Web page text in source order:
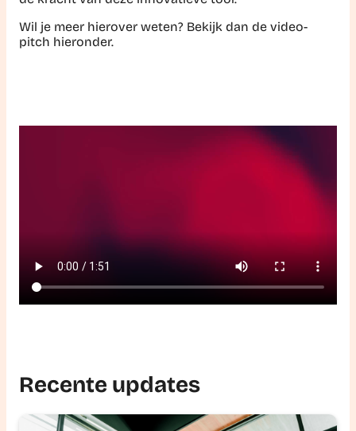
Wil je meer hierover weten? Bekijk dan de video-
pitch hieronder.
Recente updates